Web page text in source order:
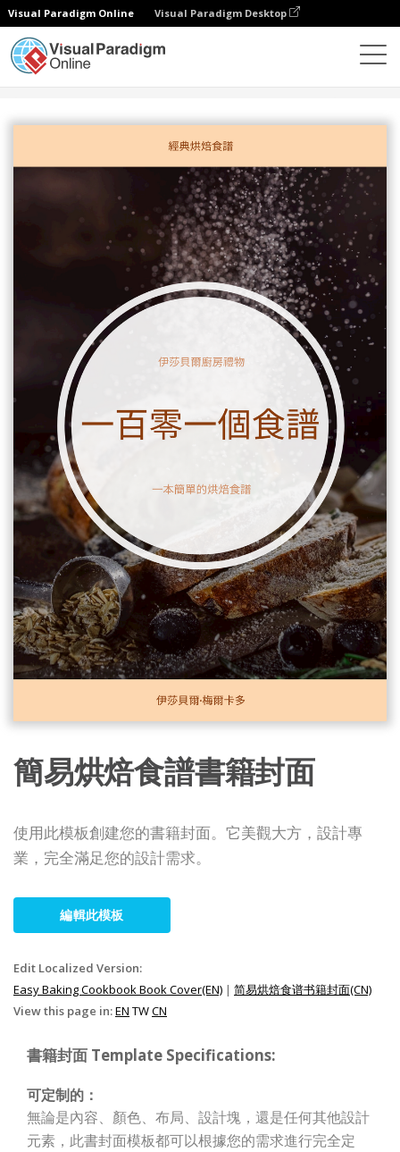
Visual Paradigm Online Visual Paradigm Desktop
簡易烘焙食譜書籍封面
使用此模板創建您的書籍封面。它美觀大方，設計專
業，完全滿足您的設計需求。
編輯此模板
Edit Localized Version:
Easy Baking Cookbook Book Cover(EN) | 简易烘焙食谱书籍封面(CN)
View this page in:EN TWCN
書籍封面 Template Specifications:
可定制的：
無論是內容、顏色、布局、設計塊，還是任何其他設計
元素，此書封面模板都可以根據您的需求進行完全定